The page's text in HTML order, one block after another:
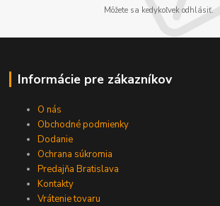
Môžete sa kedykoľvek odhlásiť.
Informácie pre zákazníkov
O nás
Obchodné podmienky
Dodanie
Ochrana súkromia
Predajňa Bratislava
Kontakty
Vrátenie tovaru